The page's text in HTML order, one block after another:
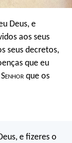
Deus, e
aos seus
seus decretos,
que eu
enhor que os
e fizeres o